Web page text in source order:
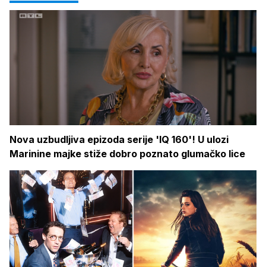
Nova uzbudljiva epizoda serije 'IQ 160'! U ulozi
Marinine majke stiže dobro poznato glumačko lice